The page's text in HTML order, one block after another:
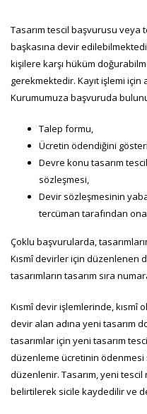
Tasarım tescil başvurusu veya
başkasına devir
kişilere karşı hüküm
gerekmektedir. Kayıt işlemi
Kurumumuza başvuruda
Talep formu,
Ücretin ödendiğini
Devre konu tasarım
sözleşmesi,
Devir sözleşmesinin
tercüman tarafından
Çoklu başvurularda,
Kısmî devirler için düzenlenen
tasarımların tasarım sıra
Kısmî devir işlemlerinde, kısmî
devir alan adına yeni tasarım
tasarımlar için yeni tasarım
düzenleme ücretinin ödenmesi
düzenlenir. Tasarım, yeni
belirtilerek sicile kaydedilir ve